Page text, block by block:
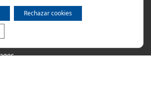
Rechazar cookies